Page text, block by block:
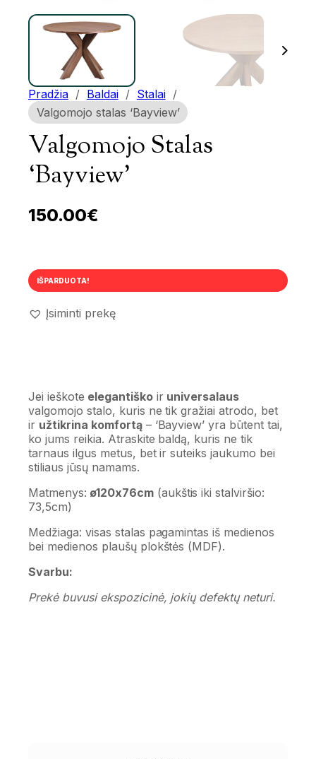
Pradžia / Baldai / Stalai /
Valgomojo stalas ‘Bayview’
Valgomojo Stalas
‘Bayview’
150.00€
IŠPARDUOTA!
Įsiminti prekę
Jei ieškote elegantiškoir universalaus
valgomojo stalo, kuris ne tik gražiai atrodo, bet
ir užtikrina komfortą– ‘Bayview’ yra būtent tai,
ko jums reikia. Atraskite baldą, kuris ne tik
tarnaus ilgus metus, bet ir suteiks jaukumo bei
stiliaus jūsų namams.
Matmenys: ø120x76cm(aukštis iki stalviršio:
73,5cm)
Medžiaga: visas stalas pagamintas iš medienos
bei medienos plaušų plokštės (MDF).
Svarbu:
Prekė buvusi ekspozicinė, jokių defektų neturi.